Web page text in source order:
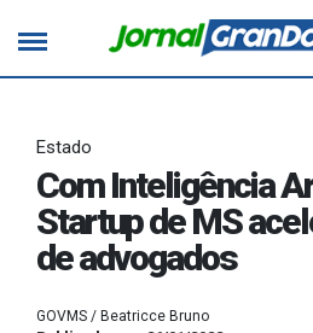
Estado
Com Inteligência
Startup de MS
de advogados
GOVMS / Beatricce Bruno